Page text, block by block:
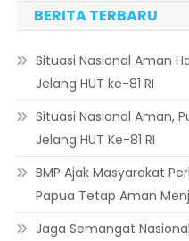
BERITA TERBARU
Situasi Nasional Aman
Jelang HUT ke-81 RI
Situasi Nasional Aman,
Jelang HUT Ke-81 RI
BMP Ajak Masyarakat
Papua Tetap Aman
Jaga Semangat